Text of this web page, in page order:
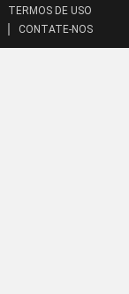
TERMOS DE USO
CONTATE-NOS